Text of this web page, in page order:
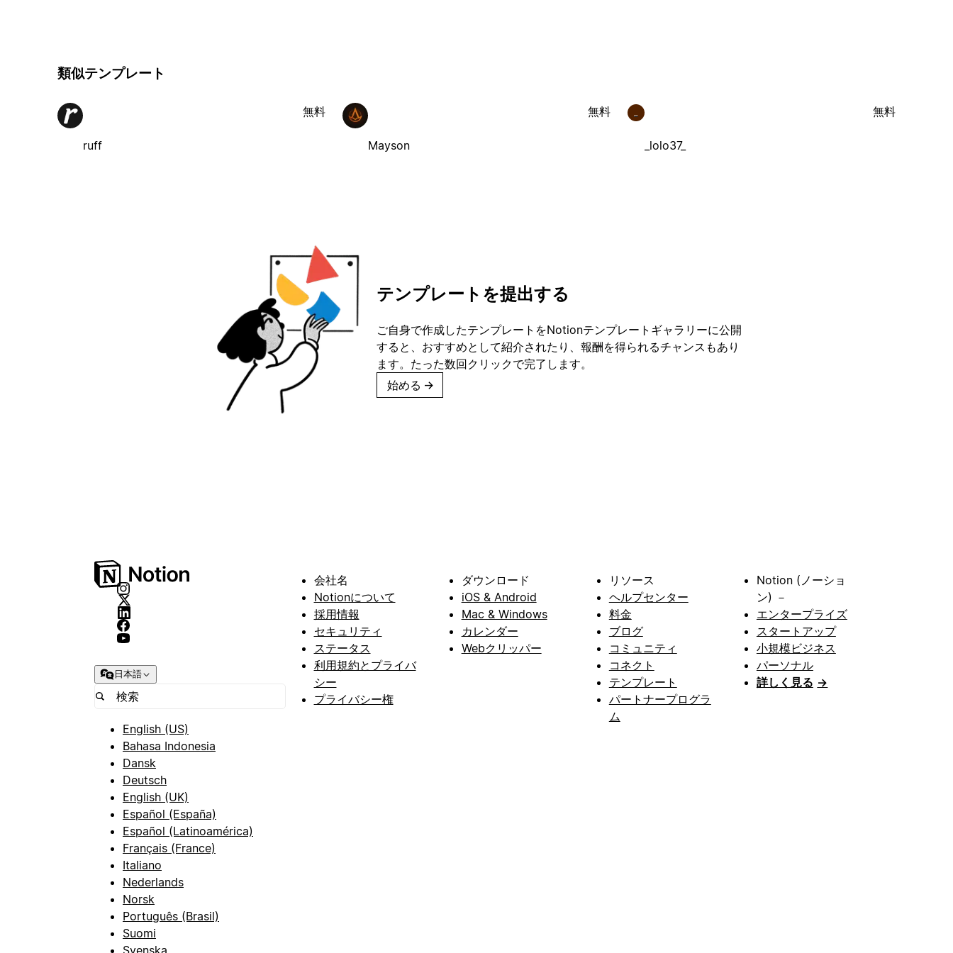
類似テンプレート
ruff
無料
Mayson
無料
_lolo37_
無料
テンプレートを提出する
ご自身で作成したテンプレートをNotionテンプレートギャラリーに公開
すると、おすすめとして紹介されたり、報酬を得られるチャンスもあり
ます。たった数回クリックで完了します。
始める →
日本語
English (US)
Bahasa Indonesia
Dansk
Deutsch
English (UK)
Español (España)
Español (Latinoamérica)
Français (France)
Italiano
Nederlands
Norsk
Português (Brasil)
Suomi
会社名
Notionについて
採用情報
セキュリティ
ステータス
利用規約とプライバ
シー
プライバシー権
ダウンロード
iOS & Android
Mac & Windows
カレンダー
Webクリッパー
リソース
ヘルプセンター
料金
ブログ
コミュニティ
コネクト
テンプレート
パートナープログラ
ム
Notion (ノーショ
ン) －
エンタープライズ
スタートアップ
小規模ビジネス
パーソナル
詳しく見る →